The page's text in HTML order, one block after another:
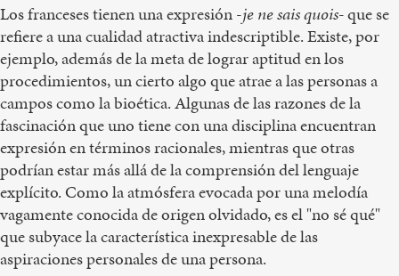
Los franceses tienen una expresión -je ne sais quois-que se
refiere a una cualidad atractiva indescriptible. Existe, por
ejemplo, además de la meta de lograr aptitud en los
procedimientos, un cierto algo que atrae a las personas a
campos como la bioética. Algunas de las razones de la
fascinación que uno tiene con una disciplina encuentran
expresión en términos racionales, mientras que otras
podrían estar más allá de la comprensión del lenguaje
explícito. Como la atmósfera evocada por una melodía
vagamente conocida de origen olvidado, es el "no sé qué"
que subyace la característica inexpresable de las
aspiraciones personales de una persona.